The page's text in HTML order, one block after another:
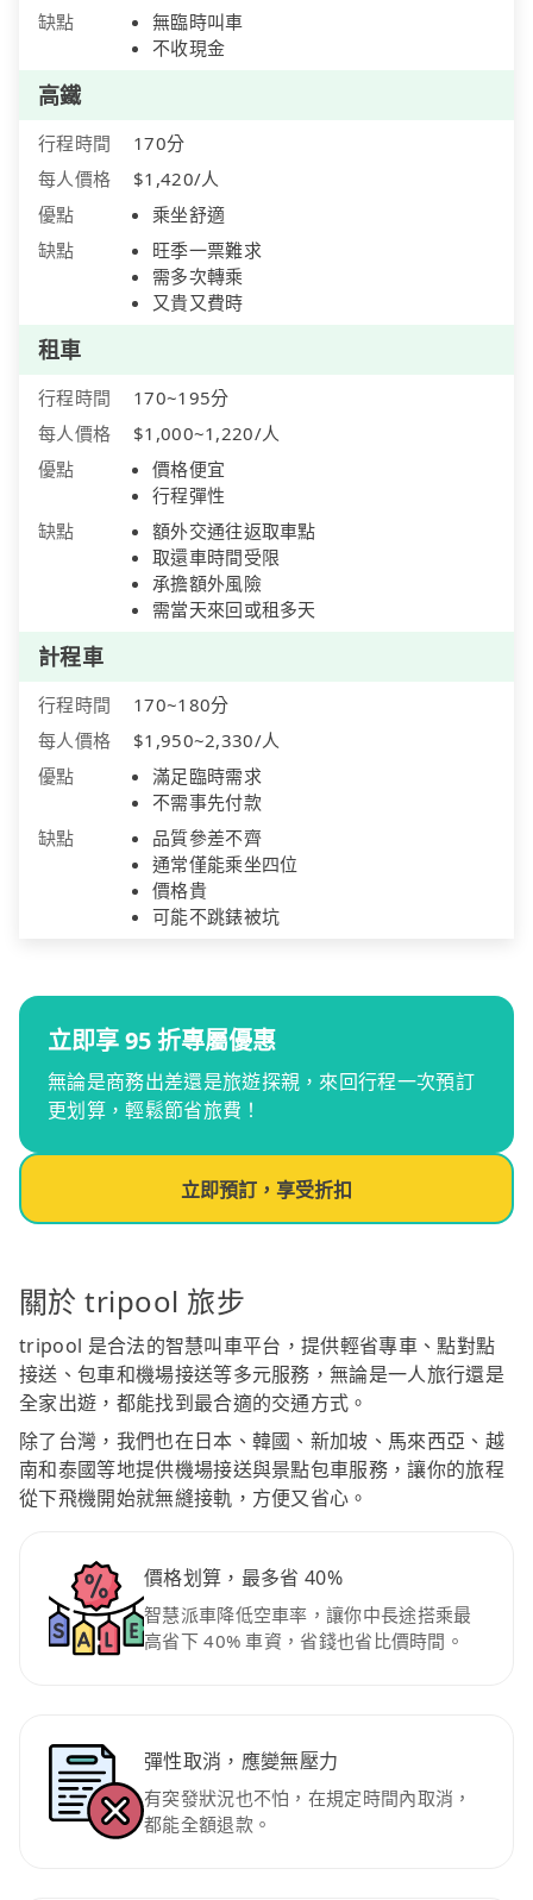
缺點
無臨時叫車
不收現金
高鐵
行程時間
170分
每人價格
$1,420/人
優點
乘坐舒適
缺點
旺季一票難求
需多次轉乘
又貴又費時
租車
行程時間
170~195分
每人價格
$1,000~1,220/人
優點
價格便宜
行程彈性
缺點
額外交通往返取車點
取還車時間受限
承擔額外風險
需當天來回或租多天
計程車
行程時間
170~180分
每人價格
$1,950~2,330/人
優點
滿足臨時需求
不需事先付款
缺點
品質參差不齊
通常僅能乘坐四位
價格貴
可能不跳錶被坑
立即享 95 折專屬優惠
無論是商務出差還是旅遊探親，來回行程一次預訂
更划算，輕鬆節省旅費！
立即預訂，享受折扣
關於 tripool 旅步
tripool 是合法的智慧叫車平台，提供輕省專車、點對點
接送、包車和機場接送等多元服務，無論是一人旅行還是
全家出遊，都能找到最合適的交通方式。
除了台灣，我們也在日本、韓國、新加坡、馬來西亞、越
南和泰國等地提供機場接送與景點包車服務，讓你的旅程
從下飛機開始就無縫接軌，方便又省心。
價格划算，最多省 40%
智慧派車降低空車率，讓你中長途搭乘最
高省下 40% 車資，省錢也省比價時間。
彈性取消，應變無壓力
有突發狀況也不怕，在規定時間內取消，
都能全額退款。